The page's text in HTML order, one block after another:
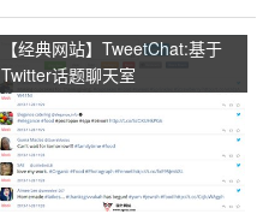
【经典网站】TweetChat:基于
Twitter话题聊天室